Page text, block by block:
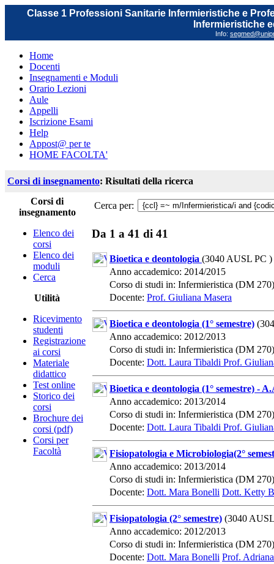
Classe 1 Professioni Sanitarie Infermieristiche e
Infermieristiche
Info:
Home
Docenti
Insegnamenti e Moduli
Orario Lezioni
Aule
Appelli
Iscrizione Esami
Help
Appost@ per te
HOME FACOLTA'
Corsi di insegnamento: Risultati della ricerca
Corsi di
insegnamento
Elenco dei
corsi
Elenco dei
moduli
Cerca
Utilità
Ricevimento
studenti
Registrazione
ai corsi
Materiale
didattico
Test online
Storico dei
corsi
Brochure dei
corsi (pdf)
Corsi per
Facoltà
Cerca per:
Da 1 a 41 di 41
Bioetica e deontologia (3040 AUSL PC )
Anno accademico: 2014/2015
Corso di studi in: Infermieristica (DM 270)
Docente: Prof. Giuliana Masera
Bioetica e deontologia (1° semestre)
Anno accademico: 2012/2013
Corso di studi in: Infermieristica (DM 270)
Docente: Dott. Laura Tibaldi Prof.
Bioetica e deontologia (1° semestre) -
Anno accademico: 2013/2014
Corso di studi in: Infermieristica (DM 270)
Docente: Dott. Laura Tibaldi Prof.
Fisiopatologia e Microbiologia(2°
Anno accademico: 2013/2014
Corso di studi in: Infermieristica (DM 270)
Docente: Dott. Mara Bonelli Dott. Ketty
Fisiopatologia (2° semestre) (3040
Anno accademico: 2012/2013
Corso di studi in: Infermieristica (DM 270)
Docente: Dott. Mara Bonelli Prof.